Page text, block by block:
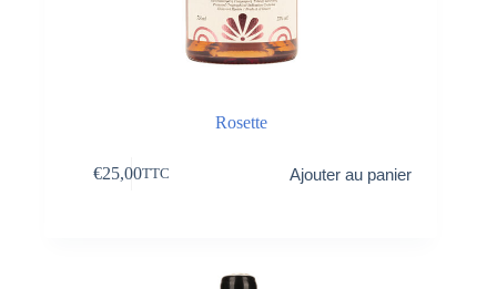
Rosette
€25,00TTC Ajouter au panier